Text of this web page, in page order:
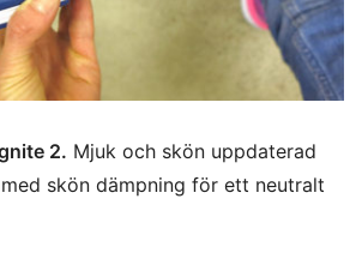
2. Mjuk och skön uppdaterad
skön dämpning för ett neutralt